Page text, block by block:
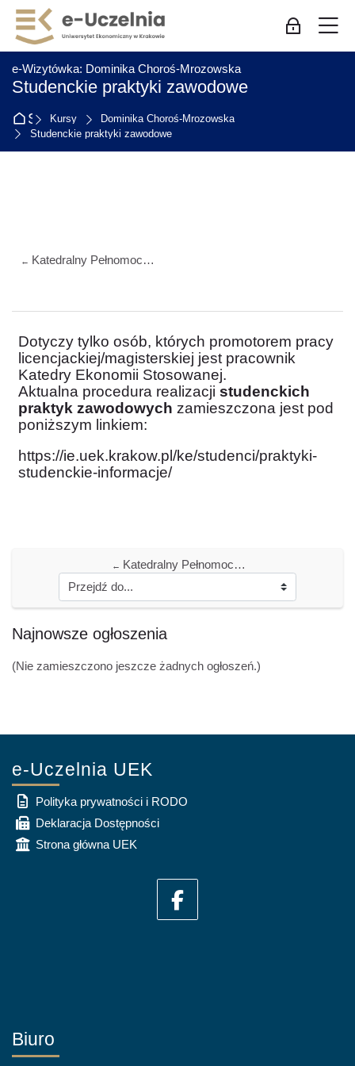
Skip to navigation
Skip to login form
Przejdź do głównej zawartości
Skip to accessibility options
Skip to footer
Skip accessibility options
Zaloguj
e-Wizytówka: Dominika Choroś-Mrozowska
Studenckie praktyki zawodowe
Strona główna
Kursy
Dominika Choroś-Mrozowska
Studenckie praktyki zawodowe
← Katedralny Pełnomocnik ds. Osób z Niepełnosprawnościami
Dotyczy tylko osób, których promotorem pracy
licencjackiej/magisterskiej jest pracownik
Katedry Ekonomii Stosowanej.
Aktualna procedura realizacji studenckich
praktyk zawodowych zamieszczona jest pod
poniższym linkiem:
https://ie.uek.krakow.pl/ke/studenci/praktyki-
studenckie-informacje/
← Katedralny Pełnomocnik ds. Osób z Niepełnosprawnościami
Bloki
Pomiń Najnowsze ogłoszenia
Najnowsze ogłoszenia
(Nie zamieszczono jeszcze żadnych ogłoszeń.)
e-Uczelnia UEK
Polityka prywatności i RODO
Deklaracja Dostępności
Strona główna UEK
Biuro